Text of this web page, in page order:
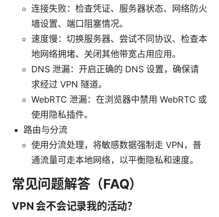
连接失败：检查凭证、服务器状态、网络防火
墙设置、端口阻塞情况。
速度慢：切换服务器、尝试不同协议、检查本
地网络拥堵、关闭其他带宽占用应用。
DNS 泄漏：开启正确的 DNS 设置，确保请
求经过 VPN 隧道。
WebRTC 泄漏：在浏览器中禁用 WebRTC 或
使用隐私插件。
路由与分流
使用分流处理，将敏感数据强制走 VPN，普
通流量可走本地网络，以平衡隐私和速度。
常见问题解答（FAQ）
VPN 会不会记录我的活动？